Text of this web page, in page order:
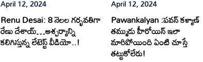
April 12, 2024
Renu Desai: 8 నెలల గర్భవతిగా
రేణు దేశాయ్…ఆశ్చర్యాన్ని
కలిగిస్తున్న లేటెస్ట్ వీడియో..!
April 12, 2024
Pawankalyan :పవన్ కళ్యాణ్
తమ్ముడు హీరోయిన్ ఇలా
మారిపోయింది ఏంటి చూస్తే
తట్టుకోలేరు!